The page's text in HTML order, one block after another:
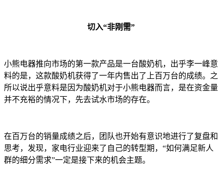
切入“非刚需”
小熊电器推向市场的第一款产品是一台酸奶机，出乎李一峰意
料的是，这款酸奶机获得了一年内售出了上百万台的成绩。之
所以说出乎意料是因为酸奶机对于小熊电器而言，是在资金量
并不充裕的情况下，先去试水市场的存在。
在百万台的销量成绩之后，团队也开始有意识地进行了复盘和
思考，发现，家电行业迎来了自己的转型期，“如何满足新人
群的细分需求”一定是接下来的机会主题。